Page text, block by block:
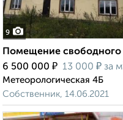
9
Помещение свободного
6 500 000 ₽ 13 000 ₽ за
Метеорологическая 4Б
Собственник, 14.06.2021